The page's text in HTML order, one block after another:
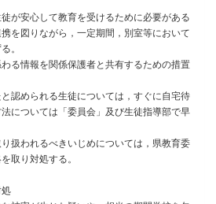
が安心して教育を受けるために必要がある
を図りながら，一定期間，別室等において
。
る情報を関係保護者と共有するための措置
認められる生徒については，すぐに自宅待
については「委員会」及び生徒指導部で早
扱われるべきいじめについては，県教育委
取り対処する。